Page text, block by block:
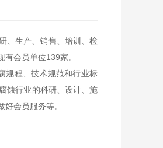
、生产、销售、培训、检
会员单位139家。
程、技术规范和行业标
蚀行业的科研、设计、施
会员服务等。